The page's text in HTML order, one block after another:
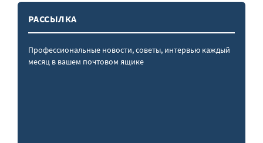
РАССЫЛКА
Профессиональные новости, советы, интервью каждый
месяц в вашем почтовом ящике